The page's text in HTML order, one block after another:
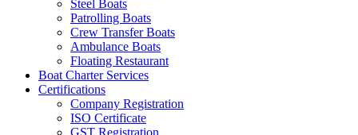
Steel Boats
Patrolling Boats
Crew Transfer Boats
Ambulance Boats
Floating Restaurant
Boat Charter Services
Certifications
Company Registration
ISO Certificate
GST Registration